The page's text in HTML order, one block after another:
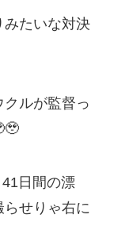
みたいな対決
ルが監督っ
41日間の漂
せりゃ右に